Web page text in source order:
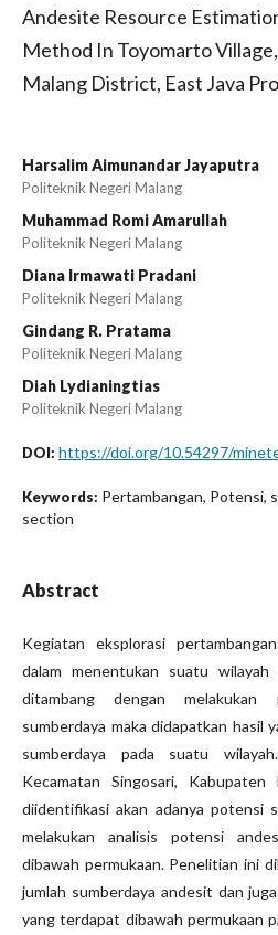
Andesite Resource
Method In Toyomarto
Malang District, East Java
Harsalim Aimunandar Jayaputra
Politeknik Negeri Malang
Muhammad Romi Amarullah
Politeknik Negeri Malang
Diana Irmawati Pradani
Politeknik Negeri Malang
Gindang R. Pratama
Politeknik Negeri Malang
Diah Lydianingtias
Politeknik Negeri Malang
DOI: https://doi.org/10.54297/
Keywords: Pertambangan, Potensi,
section
Abstract
Kegiatan eksplorasi
dalam menentukan suatu
ditambang dengan melakukan
sumberdaya maka didapatkan hasil
sumberdaya pada suatu
Kecamatan Singosari,
diidentifikasi akan adanya potensi
melakukan analisis potensi
dibawah permukaan. Penelitian ini
jumlah sumberdaya andesit dan
yang terdapat dibawah permukaan